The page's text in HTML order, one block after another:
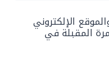
الإلكتروني
المقبلة في